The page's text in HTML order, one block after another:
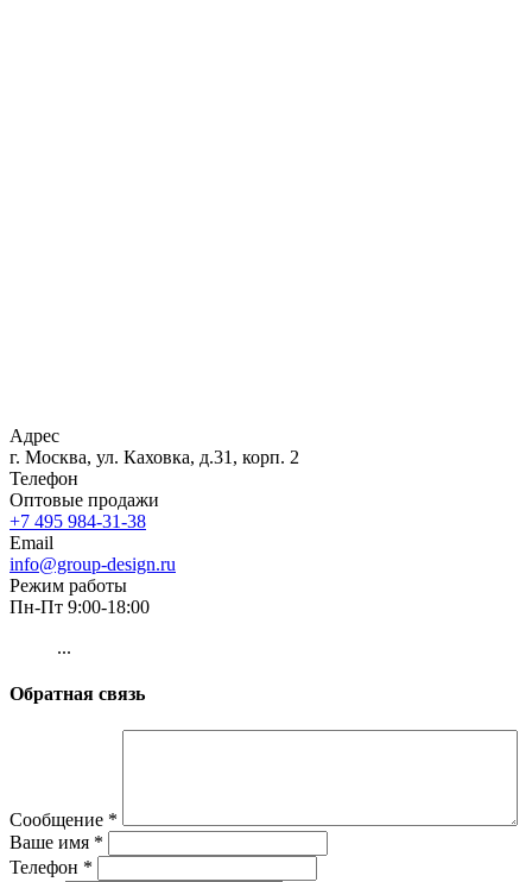
Адрес
г. Москва, ул. Каховка, д.31, корп. 2
Телефон
Оптовые продажи
+7 495 984-31-38
Email
info@group-design.ru
Режим работы
Пн-Пт 9:00-18:00
...
Обратная связь
Сообщение *
Ваше имя *
Телефон *